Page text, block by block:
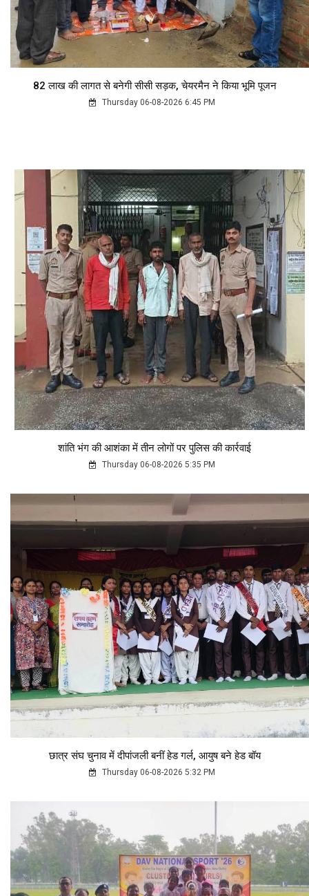
82 लाख की लागत से बनेगी सीसी सड़क, चेयरमैन ने किया भूमि पूजन
Thursday 06-08-2026 6:45 PM
शांति भंग की आशंका में तीन लोगों पर पुलिस की कार्रवाई
Thursday 06-08-2026 5:35 PM
छात्र संघ चुनाव में दीपांजली बनीं हेड गर्ल, आयुष बने हेड बॉय
Thursday 06-08-2026 5:32 PM